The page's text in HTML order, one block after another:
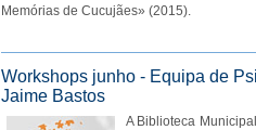
Memórias de Cucujães» (2015).
Workshops junho - Equipa de
Jaime Bastos
A Biblioteca